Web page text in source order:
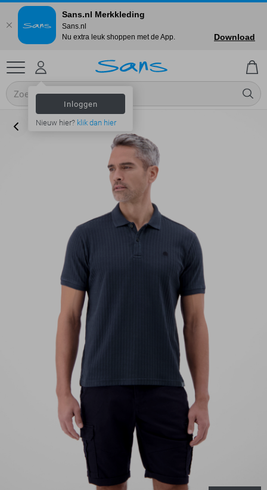
Inloggen
Nieuw hier? klik dan hier
Sans.nl Merkkleding
Sans.nl
Nu extra leuk shoppen met de App.
Download